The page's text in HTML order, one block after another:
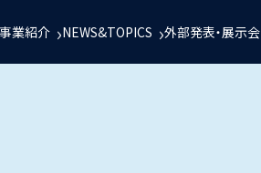
事業紹介 NEWS&TOPICS 外部発表・展示会